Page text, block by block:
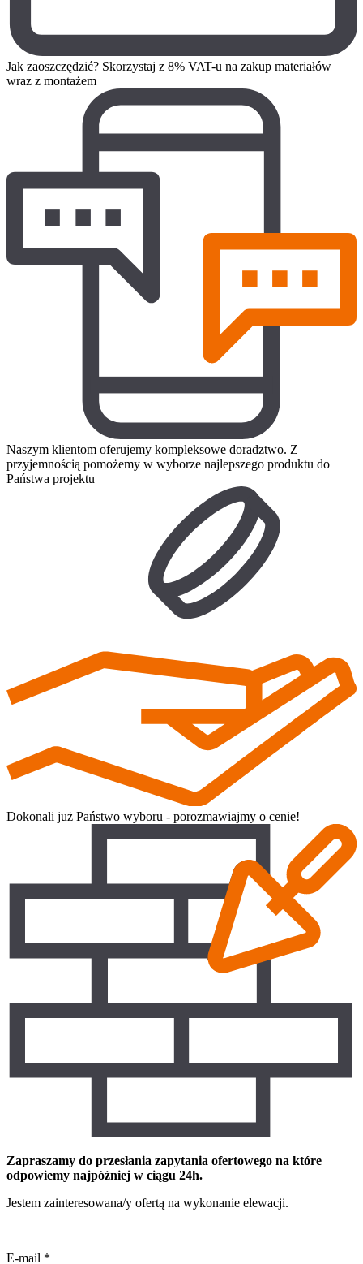
Jak zaoszczędzić? Skorzystaj z 8% VAT-u na zakup materiałów
wraz z montażem
Naszym klientom oferujemy kompleksowe doradztwo. Z
przyjemnością pomożemy w wyborze najlepszego produktu do
Państwa projektu
Dokonali już Państwo wyboru - porozmawiajmy o cenie!
Zapraszamy do przesłania zapytania ofertowego na które
odpowiemy najpóźniej w ciągu 24h.
Jestem zainteresowana/y ofertą na wykonanie elewacji.
E-mail *